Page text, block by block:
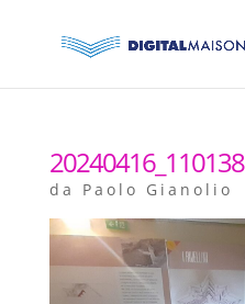
20240416_110138
da Paolo Gianolio